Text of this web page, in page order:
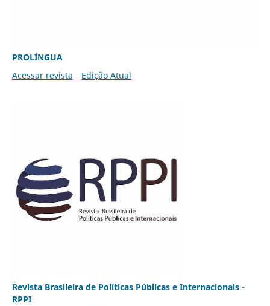
PROLÍNGUA
Acessar revista
Edição Atual
Revista Brasileira de Políticas Públicas e Internacionais -
RPPI